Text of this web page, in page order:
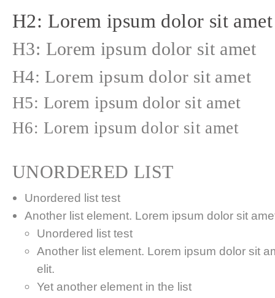
H2: Lorem ipsum dolor sit amet
H3: Lorem ipsum dolor sit amet
H4: Lorem ipsum dolor sit amet
H5: Lorem ipsum dolor sit amet
H6: Lorem ipsum dolor sit amet
UNORDERED LIST
Unordered list test
Another list element. Lorem ipsum dolor sit
Unordered list test
Another list element. Lorem ipsum dolor sit
elit.
Yet another element in the list